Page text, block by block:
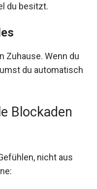
du besitzt.
Zuhause. Wenn du
du automatisch
Blockaden
nicht aus